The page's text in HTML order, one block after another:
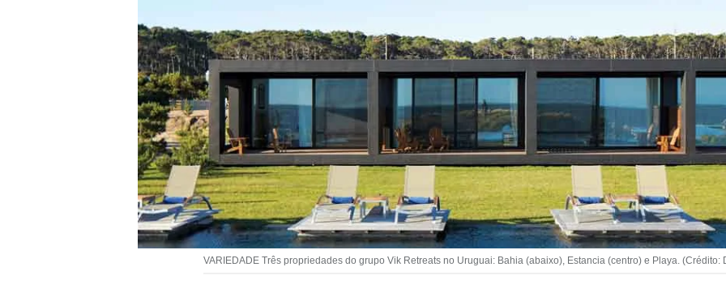
VARIEDADE Três propriedades do grupo Vik Retreats no Uruguai: Bahia (abaixo), Estancia (centro) e Playa. (Crédito: